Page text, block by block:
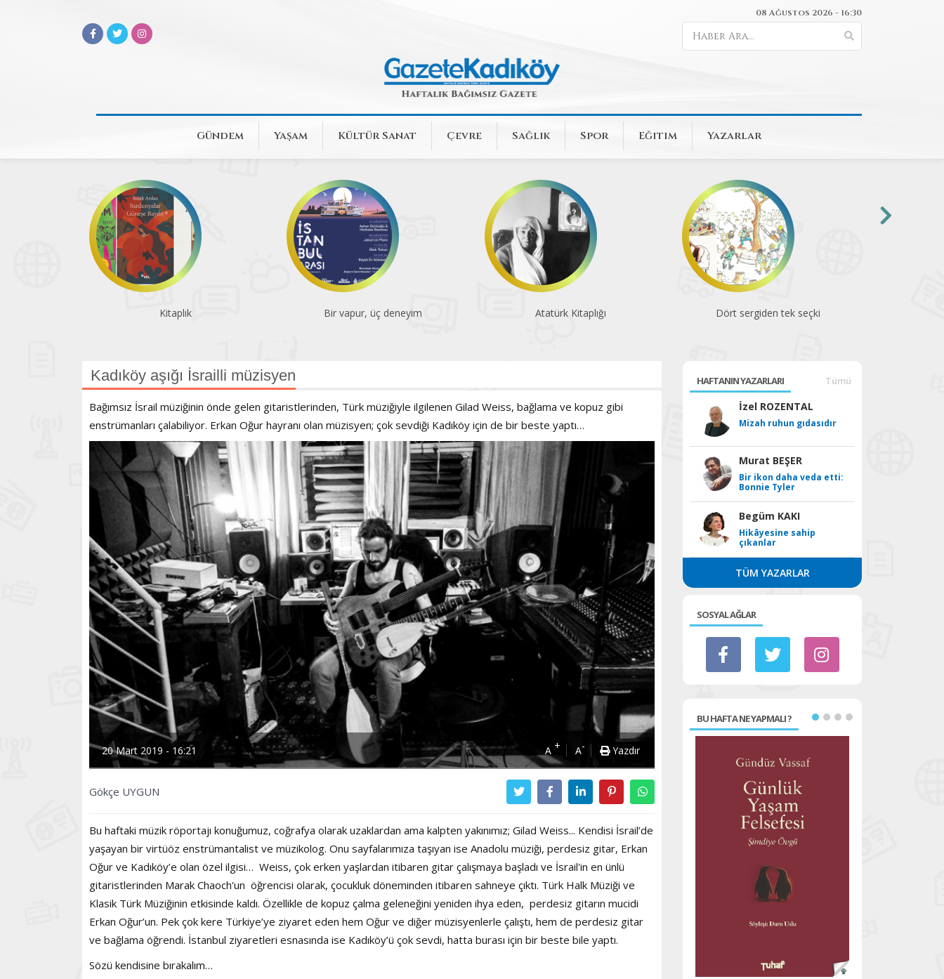
08 Ağustos 2026 - 16:30
Gündem Yaşam Kültür Sanat Çevre Sağlık Spor Eğitim Yazarlar
Bir vapur, üç deneyim Atatürk Kitaplığı Dört sergiden tek seçki Komünite’de konserler
Kadıköy aşığı İsrailli müzisyen
Bağımsız İsrail müziğinin önde gelen gitaristlerinden, Türk müziğiyle ilgilenen Gilad Weiss, bağlama ve kopuz gibi
enstrümanları çalabiliyor. Erkan Oğur hayranı olan müzisyen; çok sevdiği Kadıköy için de bir beste yaptı…
20 Mart 2019 - 16:21 A + A- Yazdır
Gökçe UYGUN
Bu haftaki müzik röportajı konuğumuz, coğrafya olarak uzaklardan ama kalpten yakınımız; Gilad Weiss... Kendisi İsrail’de
yaşayan bir virtüöz enstrümantalist ve müzikolog. Onu sayfalarımıza taşıyan ise Anadolu müziği, perdesiz gitar, Erkan
Oğur ve Kadıköy’e olan özel ilgisi… Weiss, çok erken yaşlardan itibaren gitar çalışmaya başladı ve İsrail'in en ünlü
gitaristlerinden Marak Chaoch'un öğrencisi olarak, çocukluk döneminden itibaren sahneye çıktı. Türk Halk Müziği ve
Klasik Türk Müziğinin etkisinde kaldı. Özellikle de kopuz çalma geleneğini yeniden ihya eden, perdesiz gitarın mucidi
Erkan Oğur’un. Pek çok kere Türkiye’ye ziyaret eden hem Oğur ve diğer müzisyenlerle çalıştı, hem de perdesiz gitar
ve bağlama öğrendi. İstanbul ziyaretleri esnasında ise Kadıköy’ü çok sevdi, hatta burası için bir beste bile yaptı.
Sözü kendisine bırakalım…
HAFTANIN YAZARLARI Tümü
İzel ROZENTAL
Mizah ruhun gıdasıdır
Murat BEŞER
Bir ikon daha veda etti:
Bonnie Tyler
Begüm KAKI
Hikâyesine sahip
çıkanlar
TÜM YAZARLAR
SOSYAL AĞLAR
BU HAFTA NE YAPMALI ?